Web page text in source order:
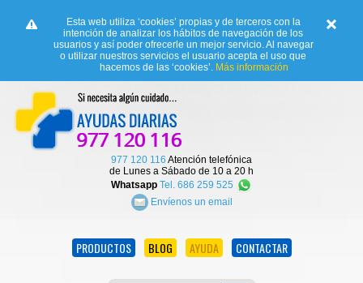
Esta web utiliza ‘cookies’ propias y de terceros con la
intención de analizar los hábitos de navegación de los
usuarios y así poder ofrecerle un mejor servicio. Al navegar
o utilizar nuestros servicios el usuario acepta el uso que
hacemos de las ‘cookies’. Más información
977 120 116 Atención telefónica
de Lunes a Sábado de 10 a 20 h
Whatsapp Tel. 686 259 525
Envíenos un email
PRODUCTOS BLOG AYUDA CONTACTAR